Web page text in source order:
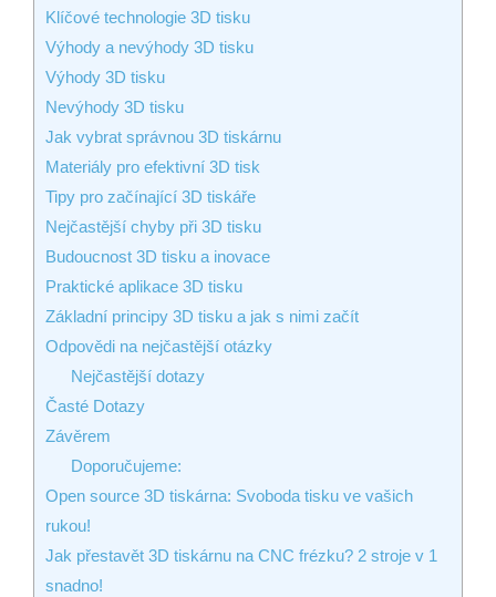
Klíčové technologie 3D tisku
Výhody a nevýhody 3D tisku
Výhody 3D tisku
Nevýhody 3D tisku
Jak vybrat správnou 3D tiskárnu
Materiály pro efektivní 3D tisk
Tipy pro začínající 3D tiskáře
Nejčastější chyby při 3D tisku
Budoucnost 3D tisku a inovace
Praktické aplikace 3D tisku
Základní principy 3D tisku a jak s nimi začít
Odpovědi na nejčastější otázky
Nejčastější dotazy
Časté Dotazy
Závěrem
Doporučujeme:
Open source 3D tiskárna: Svoboda tisku ve vašich
rukou!
Jak přestavět 3D tiskárnu na CNC frézku? 2 stroje v 1
snadno!